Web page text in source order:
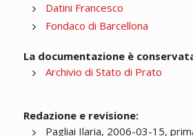
Datini Francesco
Fondaco di Barcellona
La documentazione è
Archivio di Stato di Prato
Redazione e revisione:
Pagliai Ilaria, 2006-03-15,